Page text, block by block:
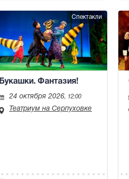
Спектакли
Букашки. Фантазия!
24 октября 2026, 12:00
Театриум на Серпуховке